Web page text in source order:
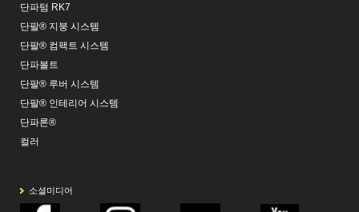
단파텀 RK7
단팔® 지붕 시스템
단팔® 컴팩트 시스템
단파볼트
단팔® 루버 시스템
단팔® 인테리어 시스템
단파론®
컬러
소셜미디어